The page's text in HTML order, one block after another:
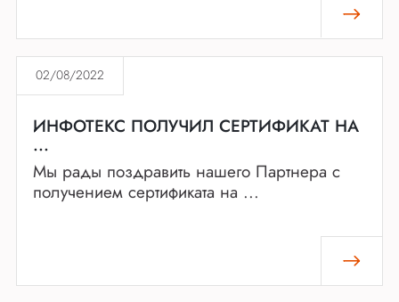
02/08/2022
ИНФОТЕКС ПОЛУЧИЛ СЕРТИФИКАТ НА
...
Мы рады поздравить нашего Партнера с
получением сертификата на ...